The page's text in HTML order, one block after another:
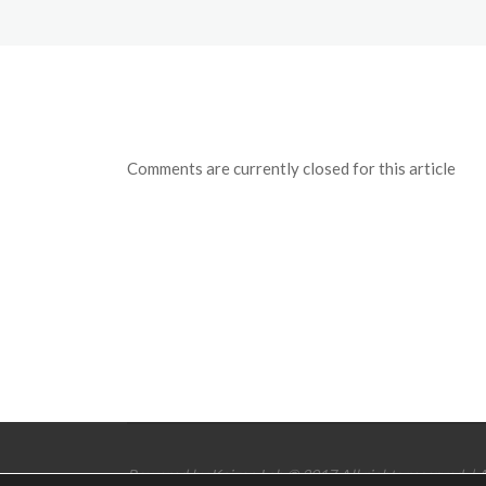
Comments are currently closed for this article
Powered by Kaizen Lab © 2017 All rights reserved. |